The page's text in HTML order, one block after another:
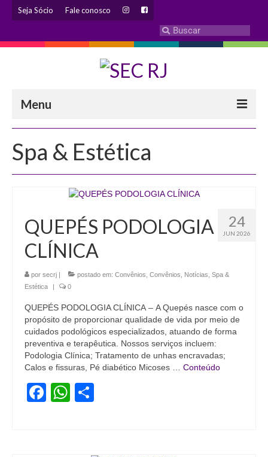
Seja Sócio Fale conosco
Menu
Eleição 2024 – Comissão Eleitoral
Histórico
Estatuto
Atendimentos
Coletivo Margaridas
Coletivo de Igualdade Racial
DENÚNCIAS
SERVIÇOS
Acordos e convenções
Spa & Estética
24
JUN 2026
QUEPÉS PODOLOGIA
CLÍNICA
por secrj | postado em: Convênios Convênios Notícias Spa &
Estética
| 0
QUEPÉS PODOLOGIA CLÍNICA – A Quepés nasce com o
propósito de proporcionar qualidade de vida por meio de
cuidados podológicos especializados, atuando de forma
preventiva e terapêutica. Nossos serviços incluem:
Podologia Clínica; Tratamento de unhas encravadas;
Calos e fissuras, Pé diabético Micoses … Conteúdo
Facebook
WhatsApp